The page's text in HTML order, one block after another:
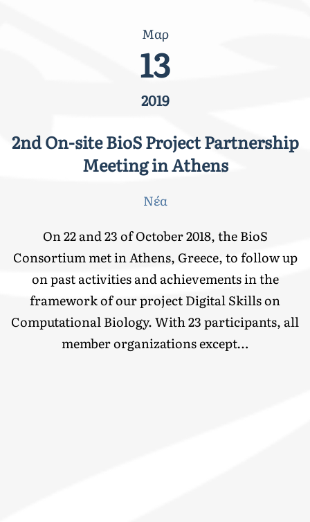
Μαρ
13
2019
2nd On-site BioS Project Partnership
Meeting in Athens
Νέα
On 22 and 23 of October 2018, the BioS
Consortium met in Athens, Greece, to follow up
on past activities and achievements in the
framework of our project Digital Skills on
Computational Biology. With 23 participants, all
member organizations except…